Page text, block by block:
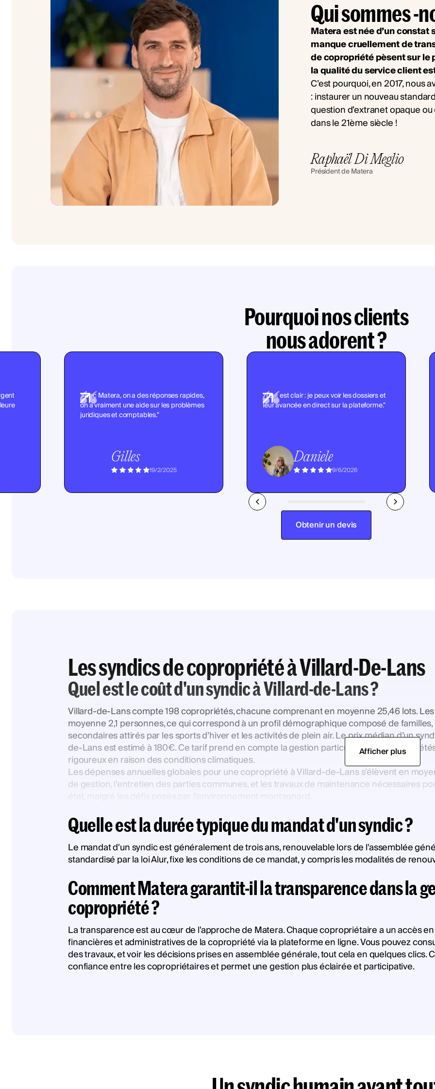
Qui sommes -
Matera est née d’un
manque cruellement de
de copropriété pèsent sur le
la qualité du service client
C’est pourquoi, en 2017, nous
: instaurer un nouveau
question d’extranet opaque
dans le 21ème siècle !
Raphaël Di Meglio
Président de Matera
Pourquoi nos clients
nous adorent ?
"Avec Matera, on a des réponses rapides,
on a vraiment une aide sur les problèmes
juridiques et comptables."
Gilles
19/2/2025
"Tout est clair : je peux voir les dossiers et
leur avancée en direct sur la plateforme."
Daniele
9/6/2026
Obtenir un devis
Les syndics de copropriété à Villard-De-Lans
Quel est le coût d'un syndic à Villard-de-Lans ?
Villard-de-Lans compte 198 copropriétés, chacune comprenant en moyenne 25,46 lots.
moyenne 2,1 personnes, ce qui correspond à un profil démographique composé de
secondaires attirés par les sports d’hiver et les activités de plein air. Le prix médian d’un
de-Lans est estimé à 180€. Ce tarif prend en compte la gestion particulière des
rigoureux en raison des conditions climatiques.
Les dépenses annuelles globales pour une copropriété à Villard-de-Lans s’élèvent en
de gestion, l’entretien des parties communes, et les travaux de maintenance nécessaires
Quelle est la durée typique du mandat d'un syndic ?
Le mandat d'un syndic est généralement de trois ans, renouvelable lors de l'assemblée
standardisé par la loi Alur, fixe les conditions de ce mandat, y compris les modalités de
Comment Matera garantit-il la transparence dans la
copropriété ?
La transparence est au cœur de l'approche de Matera. Chaque copropriétaire a un accès
financières et administratives de la copropriété via la plateforme en ligne. Vous pouvez
des travaux, et voir les décisions prises en assemblée générale, tout cela en quelques
confiance entre les copropriétaires et permet une gestion plus éclairée et participative.
Afficher plus